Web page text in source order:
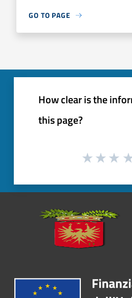
GO TO PAGE
How clear is the
this page?